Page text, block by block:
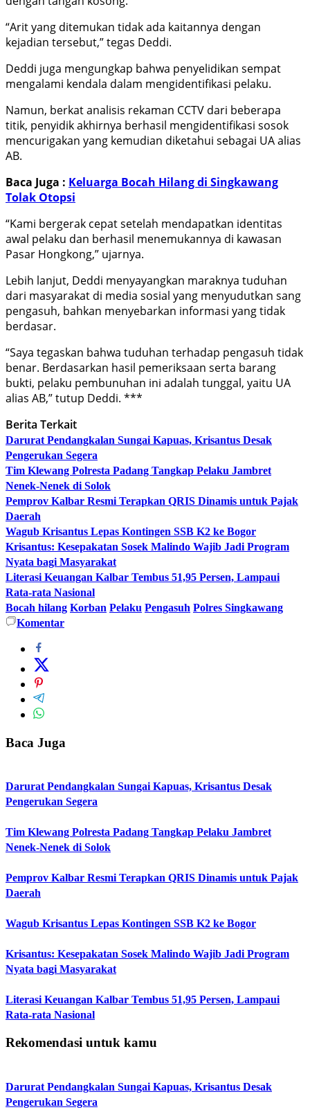
“Arit yang ditemukan tidak ada kaitannya dengan
kejadian tersebut,” tegas Deddi.
Deddi juga mengungkap bahwa penyelidikan sempat
mengalami kendala dalam mengidentifikasi pelaku.
Namun, berkat analisis rekaman CCTV dari beberapa
titik, penyidik akhirnya berhasil mengidentifikasi sosok
mencurigakan yang kemudian diketahui sebagai UA alias
AB.
Baca Juga : Keluarga Bocah Hilang di Singkawang
Tolak Otopsi
“Kami bergerak cepat setelah mendapatkan identitas
awal pelaku dan berhasil menemukannya di kawasan
Pasar Hongkong,” ujarnya.
Lebih lanjut, Deddi menyayangkan maraknya tuduhan
dari masyarakat di media sosial yang menyudutkan sang
pengasuh, bahkan menyebarkan informasi yang tidak
berdasar.
“Saya tegaskan bahwa tuduhan terhadap pengasuh tidak
benar. Berdasarkan hasil pemeriksaan serta barang
bukti, pelaku pembunuhan ini adalah tunggal, yaitu UA
alias AB,” tutup Deddi. ***
Berita Terkait
Darurat Pendangkalan Sungai Kapuas, Krisantus Desak
Pengerukan Segera
Tim Klewang Polresta Padang Tangkap Pelaku Jambret
Nenek-Nenek di Solok
Pemprov Kalbar Resmi Terapkan QRIS Dinamis untuk Pajak
Daerah
Wagub Krisantus Lepas Kontingen SSB K2 ke Bogor
Krisantus: Kesepakatan Sosek Malindo Wajib Jadi Program
Nyata bagi Masyarakat
Literasi Keuangan Kalbar Tembus 51,95 Persen, Lampaui
Rata-rata Nasional
Bocah hilang Korban Pelaku Pengasuh Polres Singkawang
Komentar
Baca Juga
Darurat Pendangkalan Sungai Kapuas, Krisantus Desak
Pengerukan Segera
Tim Klewang Polresta Padang Tangkap Pelaku Jambret
Nenek-Nenek di Solok
Pemprov Kalbar Resmi Terapkan QRIS Dinamis untuk Pajak
Daerah
Wagub Krisantus Lepas Kontingen SSB K2 ke Bogor
Krisantus: Kesepakatan Sosek Malindo Wajib Jadi Program
Nyata bagi Masyarakat
Literasi Keuangan Kalbar Tembus 51,95 Persen, Lampaui
Rata-rata Nasional
Rekomendasi untuk kamu
Darurat Pendangkalan Sungai Kapuas, Krisantus Desak
Pengerukan Segera